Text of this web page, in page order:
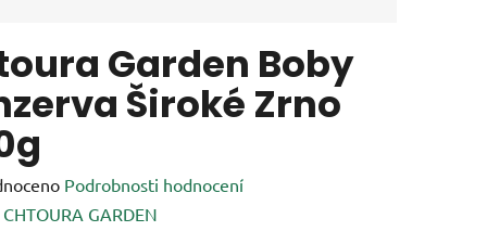
Garden Boby
Široké Zrno
Podrobnosti hodnocení
CHTOURA GARDEN